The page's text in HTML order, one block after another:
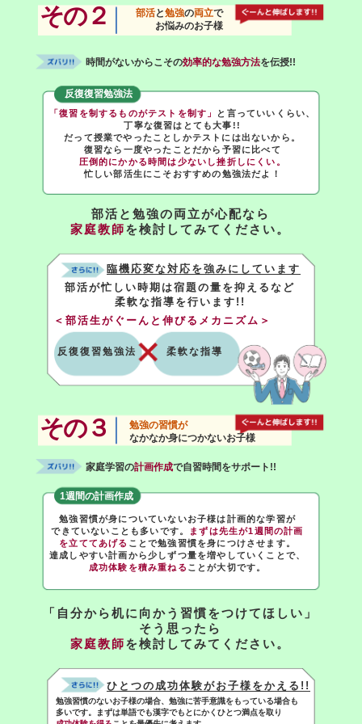
その２ 部活と勉強の両立で
お悩みのお子様
時間がないからこその効率的な勉強方法を伝授!!
反復復習勉強法
「復習を制するものがテストを制す」
と言っていいくらい、
丁寧な復習はとても大事!!
だって授業でやったことしかテストには出ないから。
復習なら一度やったことだから予習に比べて
圧倒的にかかる時間は少ないし挫折しにくい。
忙しい部活生にこそおすすめの勉強法だよ！
部活と勉強の両立が心配なら
家庭教師を検討してみてください。
臨機応変な対応を強みにしています
部活が忙しい時期は宿題の量を抑えるなど
柔軟な指導を行います!!
＜部活生がぐーんと伸びるメカニズム＞
反復復習勉強法 柔軟な指導
その３
勉強の習慣が
なかなか身につかないお子様
家庭学習の計画作成で自習時間をサポート!!
1週間の計画作成
勉強習慣が身についていないお子様は計画的な学習が
できていないことも多いです。
まずは先生が1週間の計画
を立ててあげる ことで勉強習慣を身につけさせます。
達成しやすい計画から少しずつ量を増やしていくことで、
成功体験を積み重ねる ことが大切です。
「自分から机に向かう習慣をつけてほしい」
そう思ったら
家庭教師を検討してみてください。
ひとつの成功体験がお子様をかえる!!
勉強習慣のないお子様の場合、勉強に苦手意識をもっている場合も
多いです。まずは単語でも漢字でもとにかくひとつ満点を取り